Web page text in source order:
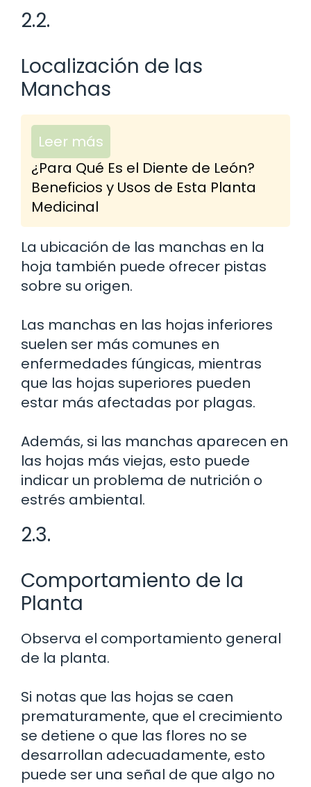
2.2.
Localización de las
Manchas
Leer más
¿Para Qué Es el Diente de León?
Beneficios y Usos de Esta Planta
Medicinal
La ubicación de las manchas en la
hoja también puede ofrecer pistas
sobre su origen.
Las manchas en las hojas inferiores
suelen ser más comunes en
enfermedades fúngicas, mientras
que las hojas superiores pueden
estar más afectadas por plagas.
Además, si las manchas aparecen en
las hojas más viejas, esto puede
indicar un problema de nutrición o
estrés ambiental.
2.3.
Comportamiento de la
Planta
Observa el comportamiento general
de la planta.
Si notas que las hojas se caen
prematuramente, que el crecimiento
se detiene o que las flores no se
desarrollan adecuadamente, esto
puede ser una señal de que algo no